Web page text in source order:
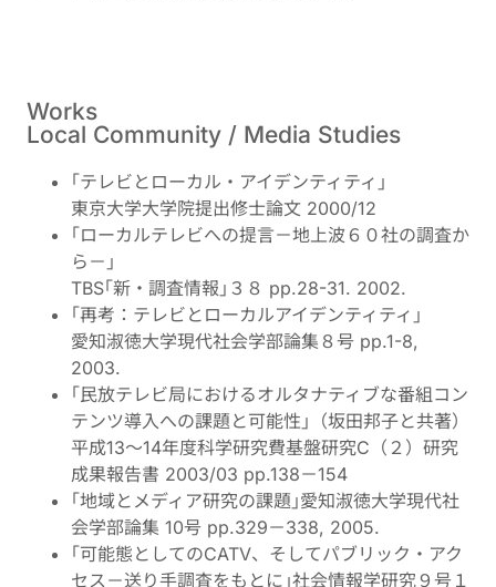
Works
Local Community / Media Studies
｢テレビとローカル・アイデンティティ｣
東京大学大学院提出修士論文 2000/12
｢ローカルテレビへの提言－地上波６０社の調査か
ら－｣
TBS｢新・調査情報｣３８ pp.28-31. 2002.
｢再考：テレビとローカルアイデンティティ｣
愛知淑徳大学現代社会学部論集８号 pp.1-8,
2003.
｢民放テレビ局におけるオルタナティブな番組コン
テンツ導入への課題と可能性｣（坂田邦子と共著）
平成13～14年度科学研究費基盤研究C（２）研究
成果報告書 2003/03 pp.138－154
｢地域とメディア研究の課題｣愛知淑徳大学現代社
会学部論集 10号 pp.329－338, 2005.
｢可能態としてのCATV、そしてパブリック・アク
セス－送り手調査をもとに｣社会情報学研究９号１